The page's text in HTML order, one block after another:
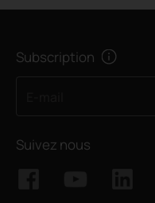
Subscription
Suivez nous